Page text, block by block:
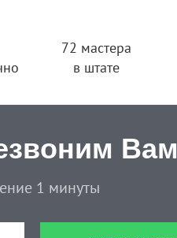
72 мастера
в штате
Вам
1 минуты